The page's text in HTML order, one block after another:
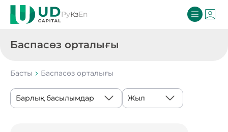
РуКзEn
Баспасөз орталығы
Басты Баспасөз орталығы